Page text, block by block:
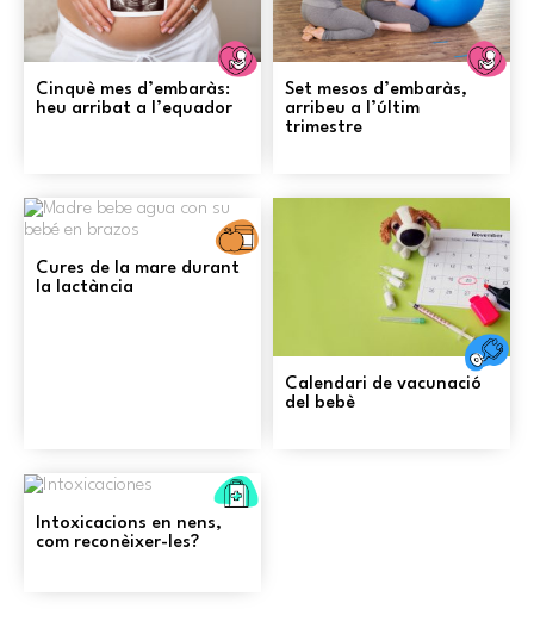
Embaràs
Cinquè mes d’embaràs:
heu arribat a l’equador
Set mesos d’embaràs,
arribeu a l’últim
trimestre
Cures de la mare durant
la lactància
Calendari de vacunació
del bebè
Intoxicacions en nens,
com reconèixer-les?